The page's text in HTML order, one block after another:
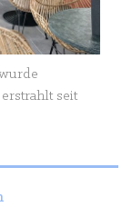
seit